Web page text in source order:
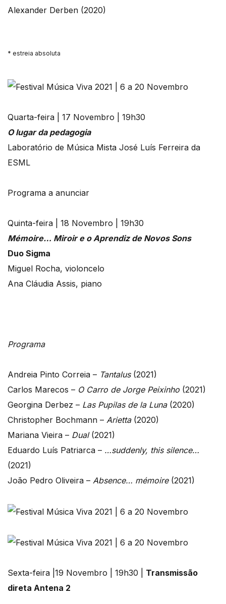
Alexander Derben (2020)
* estreia absoluta
Quarta-feira | 17 Novembro | 19h30
O lugar da pedagogia
Laboratório de Música Mista José Luís Ferreira da
ESML
Programa a anunciar
Quinta-feira | 18 Novembro | 19h30
Mémoire… Miroir e o Aprendiz de Novos Sons
Duo Sigma
Miguel Rocha, violoncelo
Ana Cláudia Assis, piano
Programa
Andreia Pinto Correia – Tantalus (2021)
Carlos Marecos – O Carro de Jorge Peixinho (2021)
Georgina Derbez – Las Pupilas de la Luna(2020)
Christopher Bochmann – Arietta (2020)
Mariana Vieira – Dual (2021)
Eduardo Luís Patriarca – …suddenly, this silence…
(2021)
João Pedro Oliveira – Absence… mémoire(2021)
Sexta-feira |19 Novembro | 19h30 | Transmissão
direta Antena 2